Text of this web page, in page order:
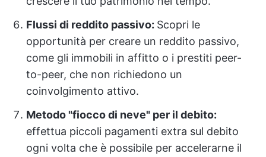
Flussi di reddito passivo: Scopri le
opportunità per creare un reddito passivo,
come gli immobili in affitto o i prestiti peer-
to-peer, che non richiedono un
coinvolgimento attivo.
Metodo "fiocco di neve" per il debito:
effettua piccoli pagamenti extra sul debito
ogni volta che è possibile per accelerarne il